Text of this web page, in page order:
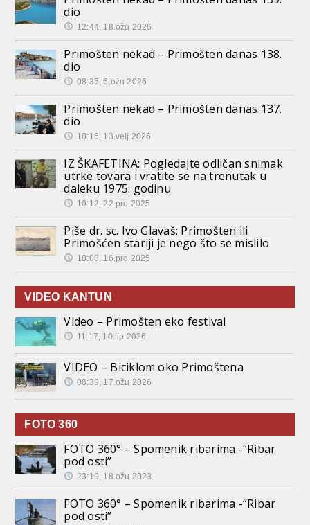
dio
12:44, 18.ožu 2026
Primošten nekad – Primošten danas 138.
dio
08:35, 6.ožu 2026
Primošten nekad – Primošten danas 137.
dio
10:16, 13.velj 2026
IZ ŠKAFETINA: Pogledajte odličan snimak
utrke tovara i vratite se na trenutak u
daleku 1975. godinu
10:12, 22.pro 2025
Piše dr. sc. Ivo Glavaš: Primošten ili
Primošćen stariji je nego što se mislilo
10:08, 16.pro 2025
VIDEO KANTUN
Video – Primošten eko festival
11:17, 10.lip 2026
VIDEO – Biciklom oko Primoštena
08:39, 17.ožu 2026
FOTO 360
FOTO 360° – Spomenik ribarima -“Ribar
pod osti”
23:19, 18.ožu 2023
FOTO 360° – Spomenik ribarima -“Ribar
pod osti”